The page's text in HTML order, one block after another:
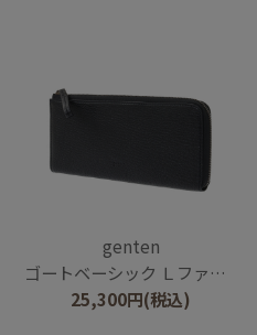
genten
ゴートベーシック Ｌファスナー長財布
25,300円(税込)